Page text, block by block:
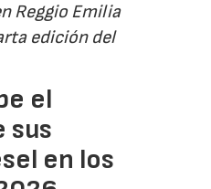
Reggio Emilia
edición del
el
sus
en los